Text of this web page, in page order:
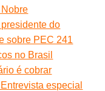
Nobre
presidente do
sobre PEC 241
no Brasil
é cobrar
especial